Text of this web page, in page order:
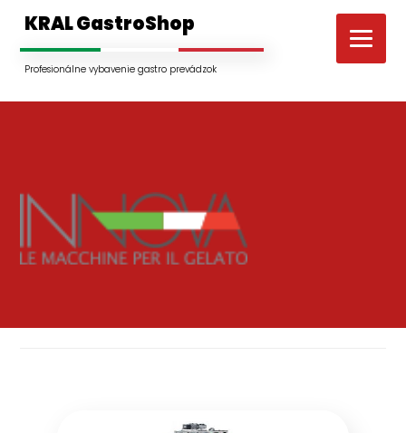
KRAL GastroShop
Profesionálne vybavenie gastro prevádzok